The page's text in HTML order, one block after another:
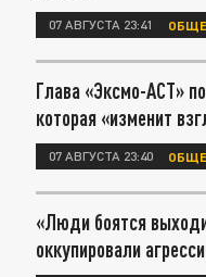
07 АВГУСТА 23:41
Глава «Эксмо-АСТ»
которая «изменит
07 АВГУСТА 23:40
«Люди боятся
оккупировали